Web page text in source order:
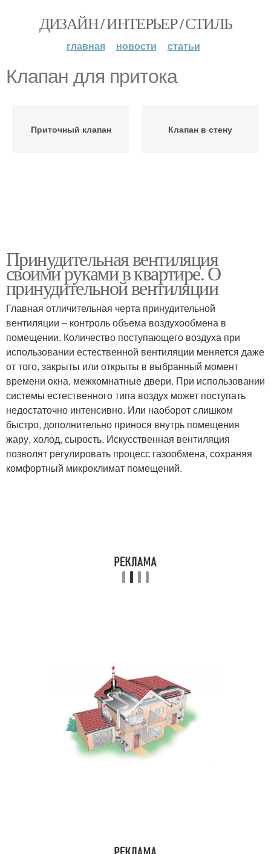
ДИЗАЙН / ИНТЕРЬЕР / СТИЛЬ
главная новости статьи
Клапан для притока
Приточный клапан Клапан в стену
Принудительная вентиляция
своими руками в квартире. О
принудительной вентиляции
Главная отличительная черта принудительной
вентиляции – контроль объема воздухообмена в
помещении. Количество поступающего воздуха при
использовании естественной вентиляции меняется даже
от того, закрыты или открыты в выбранный момент
времени окна, межкомнатные двери. При использовании
системы естественного типа воздух может поступать
недостаточно интенсивно. Или наоборот слишком
быстро, дополнительно принося внутрь помещения
жару, холод, сырость. Искусственная вентиляция
позволят регулировать процесс газообмена, сохраняя
комфортный микроклимат помещений.